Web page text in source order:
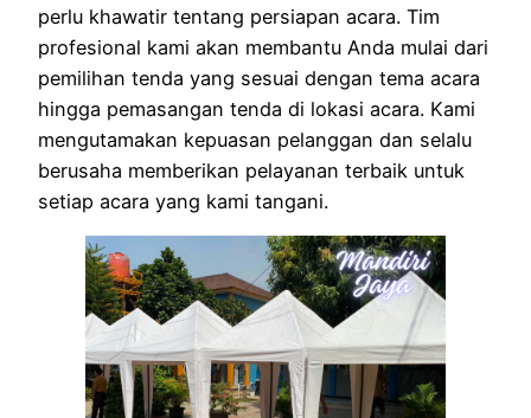
perlu khawatir tentang persiapan acara. Tim
profesional kami akan membantu Anda mulai dari
pemilihan tenda yang sesuai dengan tema acara
hingga pemasangan tenda di lokasi acara. Kami
mengutamakan kepuasan pelanggan dan selalu
berusaha memberikan pelayanan terbaik untuk
setiap acara yang kami tangani.